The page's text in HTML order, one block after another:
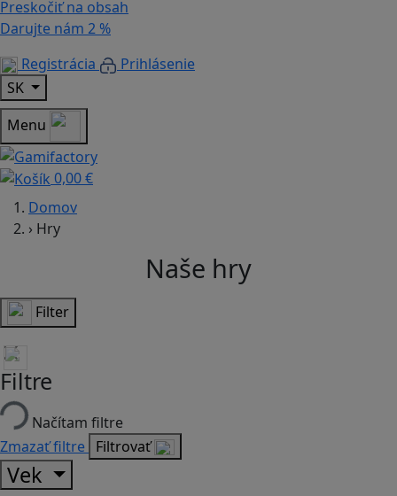
Preskočiť na obsah
Darujte nám 2 %
Registrácia
Prihlásenie
SK
Menu
0,00 €
Domov
› Hry
Naše hry
Filter
Filtre
Načítam filtre
Zmazať filtre Filtrovať
Vek